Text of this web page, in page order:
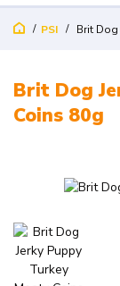
PSI Brit
Brit Dog
Coins 80g